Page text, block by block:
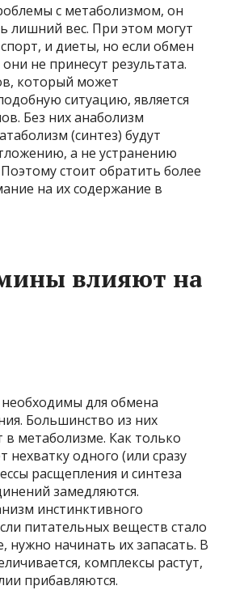
с метаболизмом, он
лишний вес. При этом могут
и диеты, но если обмен
не принесут результата.
который может
ситуацию, является
Без них анаболизм
(синтез) будут
а не устранению
стоит обратить более
на их содержание в
влияют на
для обмена
Большинство из них
в метаболизме. Как только
одного (или сразу
расщепления и синтеза
замедляются.
инстинктивного
питательных веществ стало
нужно начинать их запасать. В
комплексы растут,
прибавляются.